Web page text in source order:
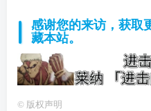
感谢您的来访，获取
藏本站。
© 版权声明